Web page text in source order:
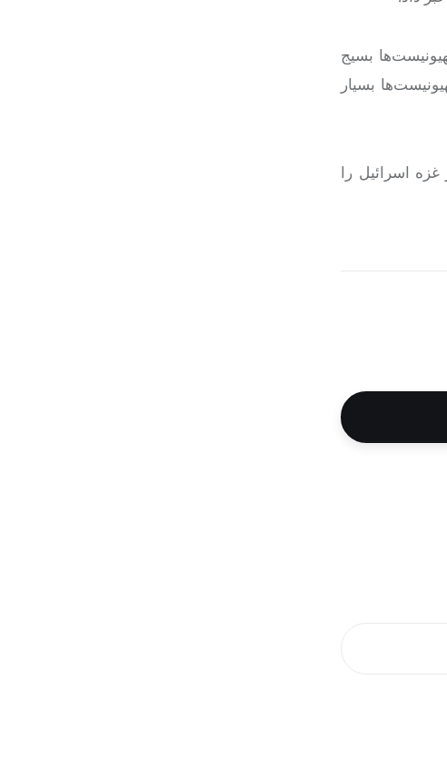
بسیج
بسیار
اسرائیل را